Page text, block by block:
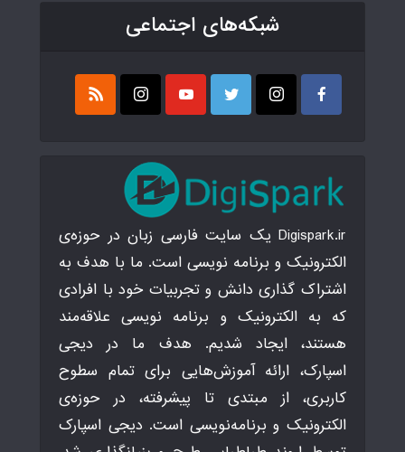
شبکه‌های اجتماعی
Digispark.ir یک سایت فارسی زبان در حوزه‌ی
الکترونیک و برنامه نویسی است. ما با هدف به
اشتراک گذاری دانش و تجربیات خود با افرادی
که به الکترونیک و برنامه نویسی علاقه‌مند
هستند، ایجاد شدیم. هدف ما در دیجی
اسپارک، ارائه آموزش‌هایی برای تمام سطوح
کاربری، از مبتدی تا پیشرفته، در حوزه‌ی
الکترونیک و برنامه‌نویسی است. دیجی اسپارک